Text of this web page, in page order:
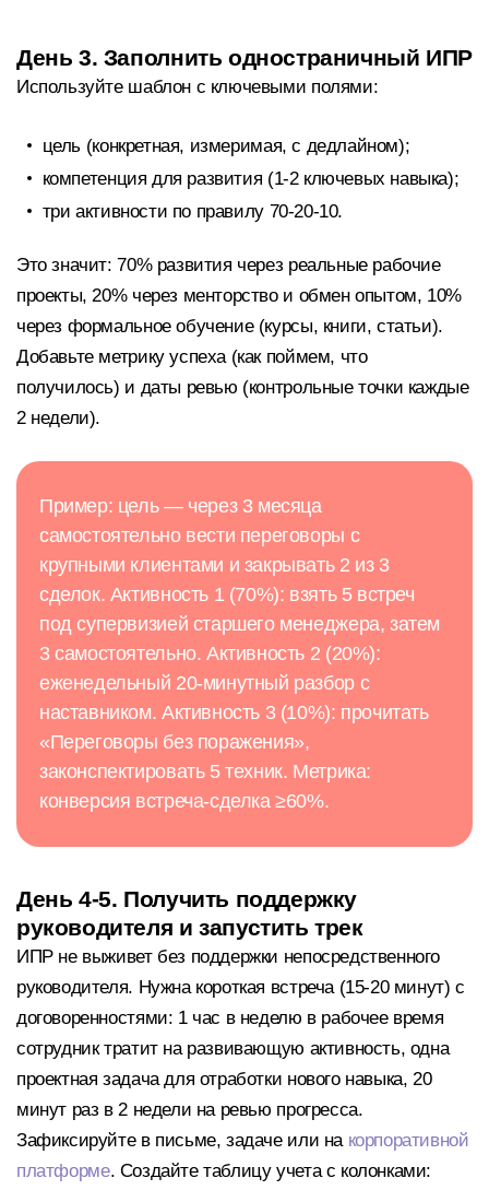
День 3. Заполнить одностраничный ИПР
Используйте шаблон с ключевыми полями:
цель (конкретная, измеримая, с дедлайном);
компетенция для развития (1-2 ключевых навыка);
три активности по правилу 70-20-10.
Это значит: 70% развития через реальные рабочие
проекты, 20% через менторство и обмен опытом, 10%
через формальное обучение (курсы, книги, статьи).
Добавьте метрику успеха (как поймем, что
получилось) и даты ревью (контрольные точки каждые
2 недели).
Пример: цель — через 3 месяца
самостоятельно вести переговоры с
крупными клиентами и закрывать 2 из 3
сделок. Активность 1 (70%): взять 5 встреч
под супервизией старшего менеджера, затем
3 самостоятельно. Активность 2 (20%):
еженедельный 20-минутный разбор с
наставником. Активность 3 (10%): прочитать
«Переговоры без поражения»,
законспектировать 5 техник. Метрика:
конверсия встреча-сделка ≥60%.
День 4-5. Получить поддержку
руководителя и запустить трек
ИПР не выживет без поддержки непосредственного
руководителя. Нужна короткая встреча (15-20 минут) с
договоренностями: 1 час в неделю в рабочее время
сотрудник тратит на развивающую активность, одна
проектная задача для отработки нового навыка, 20
минут раз в 2 недели на ревью прогресса.
Зафиксируйте в письме, задаче или накорпоративной
платформе. Создайте таблицу учета с колонками: